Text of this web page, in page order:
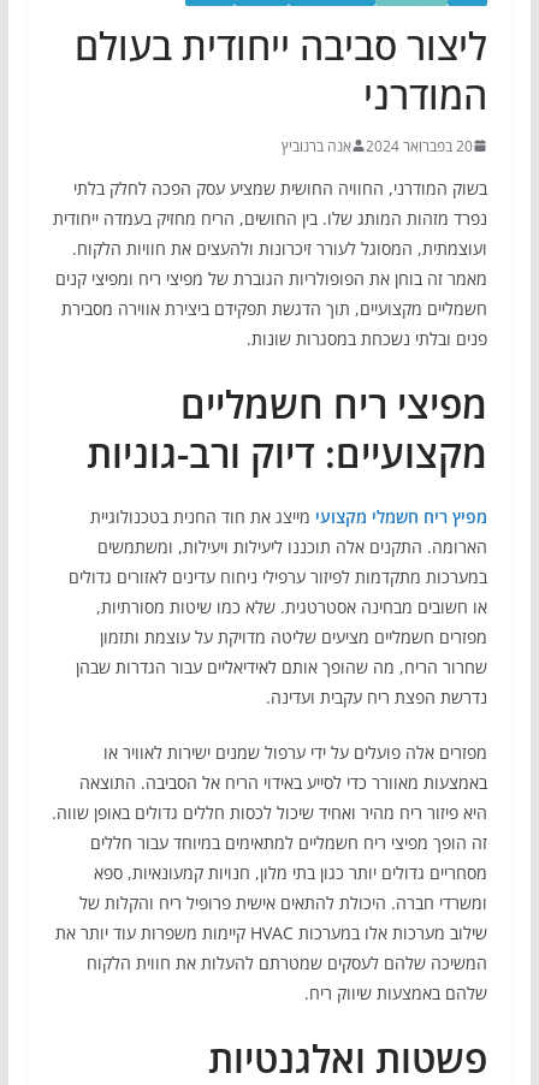
ליצור סביבה ייחודית בעולם
המודרני
20 בפברואר 2024 אנה ברנוביץ
בשוק המודרני, החוויה החושית שמציע עסק הפכה לחלק בלתי
נפרד מזהות המותג שלו. בין החושים, הריח מחזיק בעמדה ייחודית
ועוצמתית, המסוגל לעורר זיכרונות ולהעצים את חוויות הלקוח.
מאמר זה בוחן את הפופולריות הגוברת של מפיצי ריח ומפיצי קנים
חשמליים מקצועיים, תוך הדגשת תפקידם ביצירת אווירה מסבירת
פנים ובלתי נשכחת במסגרות שונות.
מפיצי ריח חשמליים
מקצועיים: דיוק ורב-גוניות
מפיץ ריח חשמלי מקצועי מייצג את חוד החנית בטכנולוגיית
הארומה. התקנים אלה תוכננו ליעילות ויעילות, ומשתמשים
במערכות מתקדמות לפיזור ערפילי ניחוח עדינים לאזורים גדולים
או חשובים מבחינה אסטרטגית. שלא כמו שיטות מסורתיות,
מפזרים חשמליים מציעים שליטה מדויקת על עוצמת ותזמון
שחרור הריח, מה שהופך אותם לאידיאליים עבור הגדרות שבהן
נדרשת הפצת ריח עקבית ועדינה.
מפזרים אלה פועלים על ידי ערפול שמנים ישירות לאוויר או
באמצעות מאוורר כדי לסייע באידוי הריח אל הסביבה. התוצאה
היא פיזור ריח מהיר ואחיד שיכול לכסות חללים גדולים באופן שווה.
זה הופך מפיצי ריח חשמליים למתאימים במיוחד עבור חללים
מסחריים גדולים יותר כגון בתי מלון, חנויות קמעונאיות, ספא
ומשרדי חברה. היכולת להתאים אישית פרופיל ריח והקלות של
שילוב מערכות אלו במערכות HVAC קיימות משפרות עוד יותר את
המשיכה שלהם לעסקים שמטרתם להעלות את חווית הלקוח
שלהם באמצעות שיווק ריח.
פשטות ואלגנטיות